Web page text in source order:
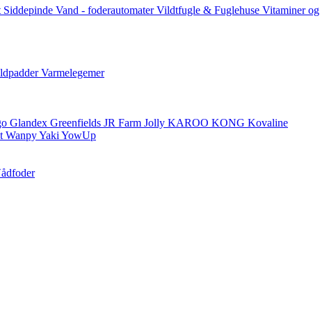
Siddepinde Vand - foderautomater Vildtfugle & Fuglehuse Vitaminer og
Varmelegemer
Glandex Greenfields JR Farm Jolly KAROO KONG Kovaline
WanpyYaki YowUp